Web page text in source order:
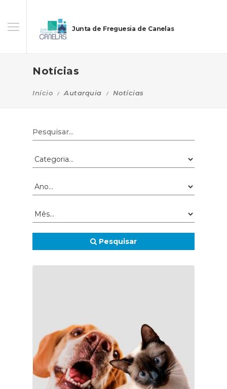
Junta de Freguesia de Canelas
Notícias
Início Autarquia Notícias
Pesquisar